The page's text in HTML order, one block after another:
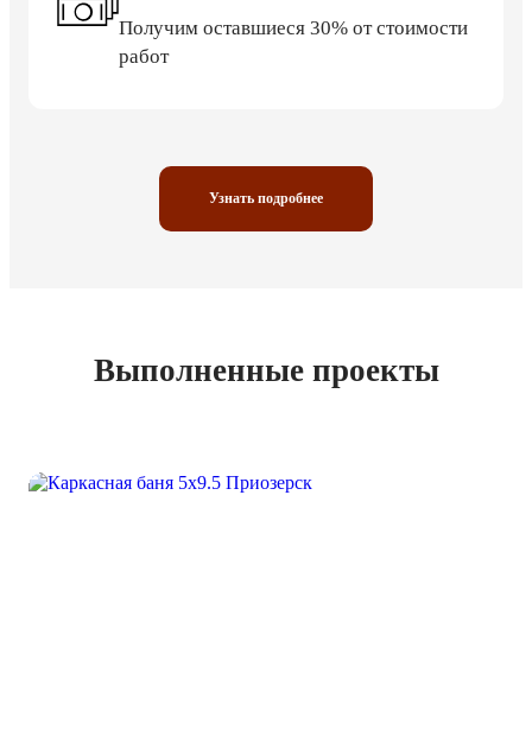
Получим оставшиеся 30% от стоимости
работ
Узнать подробнее
Выполненные проекты